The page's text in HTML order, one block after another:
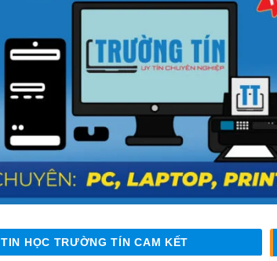
TIN HỌC TRƯỜNG TÍN CAM KẾT